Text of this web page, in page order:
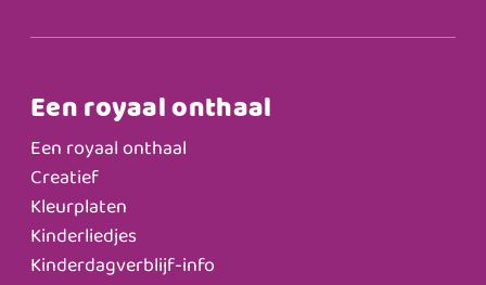
Een royaal onthaal
Een royaal onthaal
Creatief
Kleurplaten
Kinderliedjes
Kinderdagverblijf-info